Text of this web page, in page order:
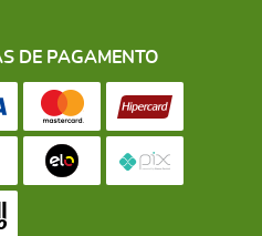
DE PAGAMENTO